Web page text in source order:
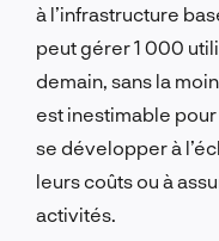
à l’infrastructure
peut gérer 1 000
demain, sans la
est inestimable
se développer à
leurs coûts ou à
activités.